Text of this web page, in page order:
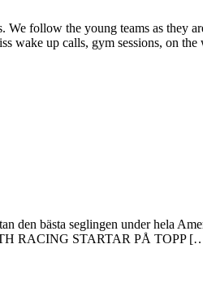
follow the young teams as they
wake up calls, gym sessions, on
den bästa seglingen under hela
RACING STARTAR PÅ TOPP